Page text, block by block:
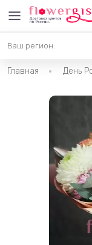
Ваш регион:
Главная День